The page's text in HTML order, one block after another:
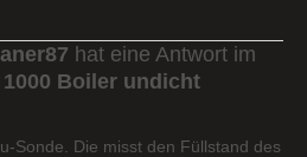
hat eine Antwort im
1000 Boiler undicht
Sonde. Die misst den Füllstand des